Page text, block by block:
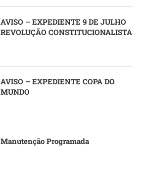
AVISO – EXPEDIENTE 9 DE JULHO
REVOLUÇÃO CONSTITUCIONALISTA
AVISO – EXPEDIENTE COPA DO
MUNDO
Manutenção Programada